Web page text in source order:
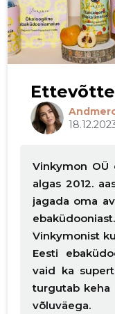
Vinkymon OÜ
algas 2012.
jagada oma
Vinkymonist
Eesti
vaid ka
turgutab keha
võluväega.